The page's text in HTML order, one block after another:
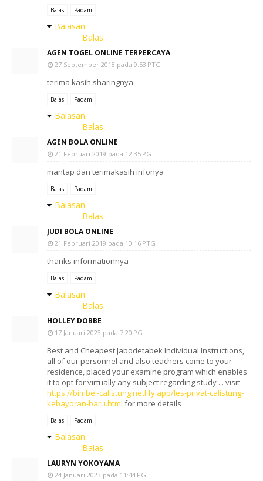
Balas Padam
Balasan
Balas
AGEN TOGEL ONLINE TERPERCAYA
27 September 2018 pada 9:53 PTG
terima kasih sharingnya
Balas Padam
Balasan
Balas
AGEN BOLA ONLINE
21 Februari 2019 pada 12:35 PG
mantap dan terimakasih infonya
Balas Padam
Balasan
Balas
JUDI BOLA ONLINE
21 Februari 2019 pada 10:16 PTG
thanks informationnya
Balas Padam
Balasan
Balas
HOLLEY DOBBE
17 Januari 2023 pada 7:20 PG
Best and Cheapest Jabodetabek Individual Instructions,
all of our personnel and also teachers come to your
residence, placed your examine program which enables
it to opt for virtually any subject regarding study ... visit
https://bimbel-calistung.netlify.app/les-privat-calistung-
kebayoran-baru.html for more details
Balas Padam
Balasan
Balas
LAURYN YOKOYAMA
24 Januari 2023 pada 11:44 PG